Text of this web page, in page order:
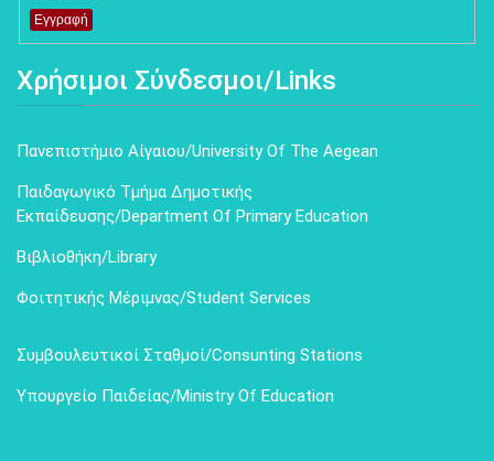
Εγγραφή
Χρήσιμοι Σύνδεσμοι/Links
Πανεπιστήμιο Αίγαιου/University Of The Aegean
Παιδαγωγικό Τμήμα Δημοτικής
Εκπαίδευσης/Department Of Primary Education
Βιβλιοθήκη/Library
Φοιτητικής Μέριμνας/Student Services
Συμβουλευτικοί Σταθμοί/Consunting Stations
Υπουργείο Παιδείας/Ministry Of Education